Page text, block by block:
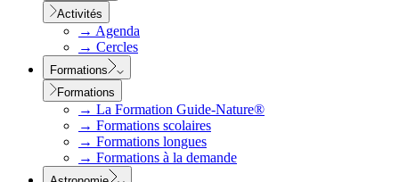
Activités
→ Agenda
→ Cercles
Formations
Formations
→ La Formation Guide-Nature®
→ Formations scolaires
→ Formations longues
→ Formations à la demande